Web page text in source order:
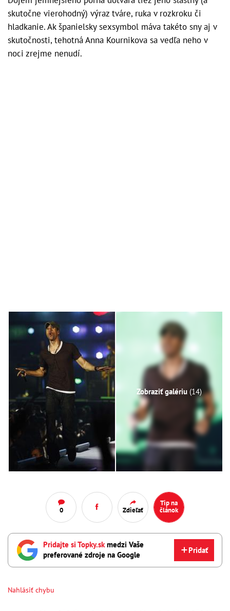
skutočne vierohodný) výraz tváre, ruka v rozkroku či
hladkanie. Ak španielsky sexsymbol máva takéto sny aj v
skutočnosti, tehotná Anna Kournikova sa vedľa neho v
noci zrejme nenudí.
Zobraziť galériu (14)
0 Zdieľať
Tip na
článok
Pridajte si Topky.skmedzi Vaše
preferované zdroje na Google
Pridať
Nahlásiť chybu